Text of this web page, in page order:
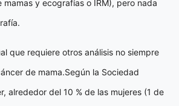
mamas y ecografías o IRM), pero nada
que requiere otros análisis no siempre
de mama.Según la Sociedad
alrededor del 10 % de las mujeres (1 de